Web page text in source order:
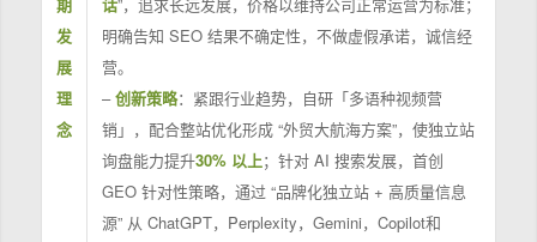
发
展
理
念
明确告知 SEO 结果不确定性，不做虚假承诺，诚信经
营。
–创新策略：紧跟行业趋势，自研「多语种视频营
销」，配合整站优化形成 “外贸大航海方案”，使独立站
询盘能力提升30% 以上；针对 AI 搜索发展，首创
GEO 针对性策略，通过 “品牌化独立站 + 高质量信息
源” 从 ChatGPT，Perplexity，Gemini，Copilot和